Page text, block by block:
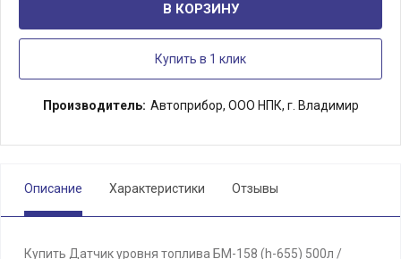
В КОРЗИНУ
Купить в 1 клик
Производитель: Автоприбор, ООО НПК, г. Владимир
Описание Характеристики Отзывы
Купить Датчик уровня топлива БМ-158 (h-655) 500л /